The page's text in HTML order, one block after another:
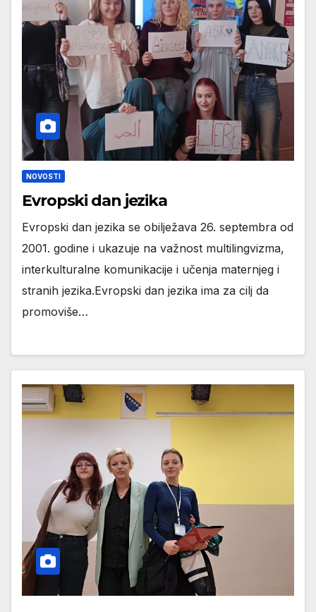
NOVOSTI
Evropski dan jezika
Evropski dan jezika se obilježava 26. septembra od
2001. godine i ukazuje na važnost multilingvizma,
interkulturalne komunikacije i učenja maternjeg i
stranih jezika.Evropski dan jezika ima za cilj da
promoviše…